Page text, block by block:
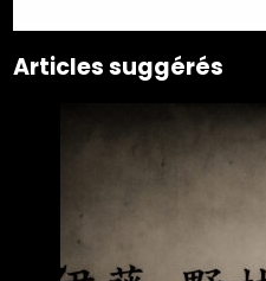
Articles suggérés